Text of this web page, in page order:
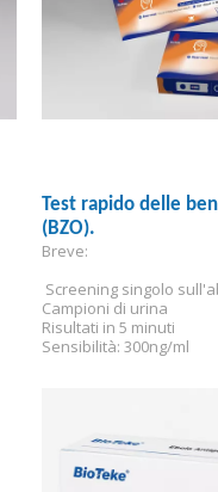
Test rapido delle
(BZO).
Breve:
Screening singolo
Campioni di urina
Risultati in 5 minuti
Sensibilità: 300ng/ml